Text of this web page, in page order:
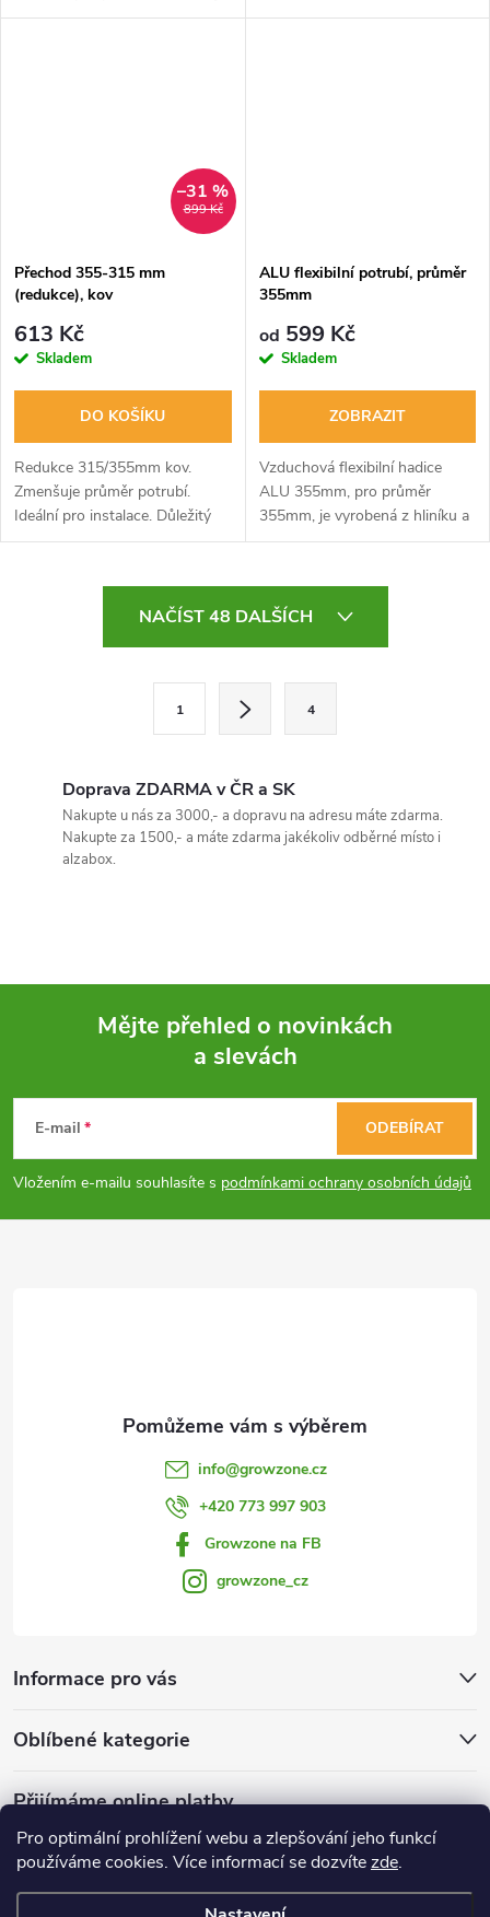
Pro optimální prohlížení webu a zlepšování jeho funkcí
používáme cookies. Více informací se dozvítezde.
ohebná a vysoce odolná proti
899 Kč
–31 %
Přechod 355-315 mm
(redukce), kov
613 Kč
Skladem
DO KOŠÍKU
Redukce 315/355mm kov.
Zmenšuje průměr potrubí.
Ideální pro instalace. Důležitý
nástroj pro pracovníky v oboru.
ALU flexibilní potrubí, průměr
355mm
od 599 Kč
Skladem
ZOBRAZIT
Vzduchová flexibilní hadice
ALU 355mm, pro průměr
355mm, je vyrobená z hliníku a
laminátu. Vhodná pro propojení
ventilátorů a pachových filtrů s
přírubou...
k
v
ý
NAČÍST 48 DALŠÍCH
1 4
Doprava ZDARMA v ČR a SK
Nakupte u nás za 3000,- a dopravu na adresu máte zdarma.
Nakupte za 1500,- a máte zdarma jakékoliv odběrné místo i
alzabox.
p
Mějte přehled o novinkách
a slevách
E-mail
Vložením e-mailu souhlasíte s podmínkami ochrany osobních údajů
ODEBÍRAT
info@growzone.cz
+420 773 997 903
Growzone na FB
growzone_cz
Informace pro vás
Oblíbené kategorie
Přijímáme online platby